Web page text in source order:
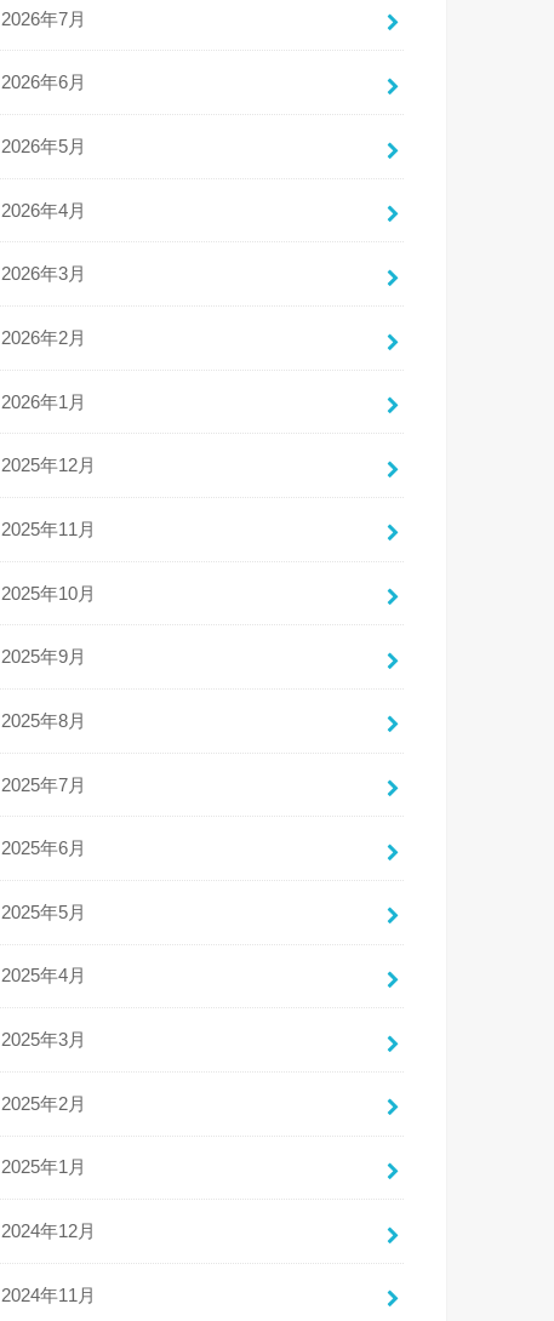
2026年7月
2026年6月
2026年5月
2026年4月
2026年3月
2026年2月
2026年1月
2025年12月
2025年11月
2025年10月
2025年9月
2025年8月
2025年7月
2025年6月
2025年5月
2025年4月
2025年3月
2025年2月
2025年1月
2024年12月
2024年11月